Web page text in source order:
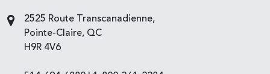
2525 Route Transcanadienne,
Pointe-Claire, QC
H9R 4V6